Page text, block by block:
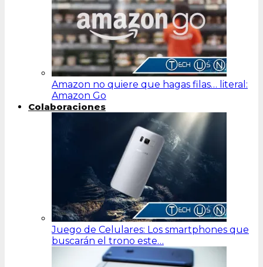
Amazon no quiere que hagas filas… literal:
Amazon Go
Colaboraciones
Juego de Celulares: Los smartphones que
buscarán el trono este…